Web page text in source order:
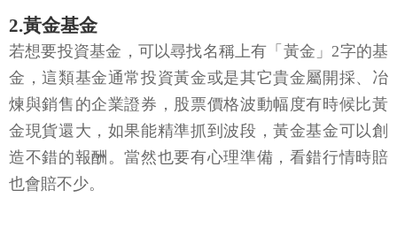
2.黃金基金
若想要投資基金，可以尋找名稱上有「黃金」2字的基
金，這類基金通常投資黃金或是其它貴金屬開採、冶
煉與銷售的企業證券，股票價格波動幅度有時候比黃
金現貨還大，如果能精準抓到波段，黃金基金可以創
造不錯的報酬。當然也要有心理準備，看錯行情時賠
也會賠不少。